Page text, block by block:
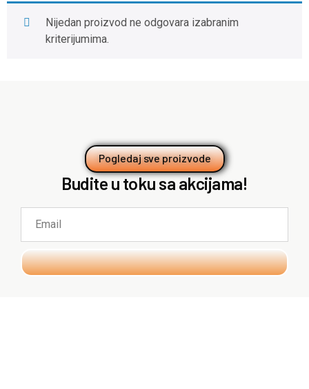
Nijedan proizvod ne odgovara izabranim
kriterijumima.
Pogledaj sve proizvode
Budite u toku sa akcijama!